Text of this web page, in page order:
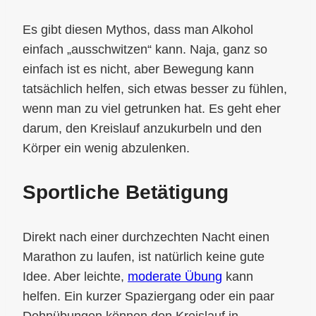
Es gibt diesen Mythos, dass man Alkohol
einfach „ausschwitzen“ kann. Naja, ganz so
einfach ist es nicht, aber Bewegung kann
tatsächlich helfen, sich etwas besser zu fühlen,
wenn man zu viel getrunken hat. Es geht eher
darum, den Kreislauf anzukurbeln und den
Körper ein wenig abzulenken.
Sportliche Betätigung
Direkt nach einer durchzechten Nacht einen
Marathon zu laufen, ist natürlich keine gute
Idee. Aber leichte, moderate Übung kann
helfen. Ein kurzer Spaziergang oder ein paar